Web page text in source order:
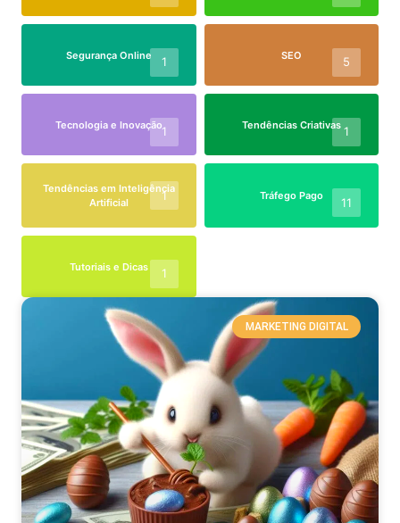
Segurança Online 1 SEO 5
Tecnologia e Inovação1 Tendências Criativas 1
Tendências em Inteligência
Artificial
1 Tráfego Pago 11
Tutoriais e Dicas 1
MARKETING DIGITAL